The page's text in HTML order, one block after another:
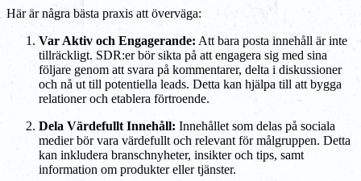
Här är några bästa praxis att överväga:
Var Aktiv och Engagerande: Att bara posta innehåll är inte
tillräckligt. SDR:er bör sikta på att engagera sig med sina
följare genom att svara på kommentarer, delta i diskussioner
och nå ut till potentiella leads. Detta kan hjälpa till att bygga
relationer och etablera förtroende.
Dela Värdefullt Innehåll: Innehållet som delas på sociala
medier bör vara värdefullt och relevant för målgruppen. Detta
kan inkludera branschnyheter, insikter och tips, samt
information om produkter eller tjänster.